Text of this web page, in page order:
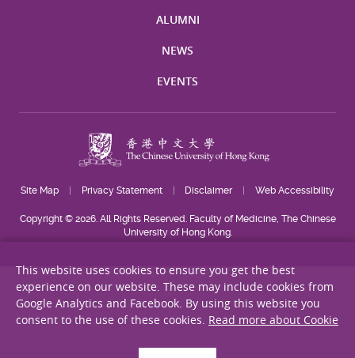
ALUMNI
NEWS
EVENTS
Site Map Privacy Statement Disclaimer Web Accessibility
Copyright © 2026. All Rights Reserved. Faculty of Medicine, The Chinese
University of Hong Kong.
This website uses cookies to ensure you get the best
experience on our website. These may include cookies from
Google Analytics and Facebook. By using this website you
consent to the use of these cookies. Read more about Cookie